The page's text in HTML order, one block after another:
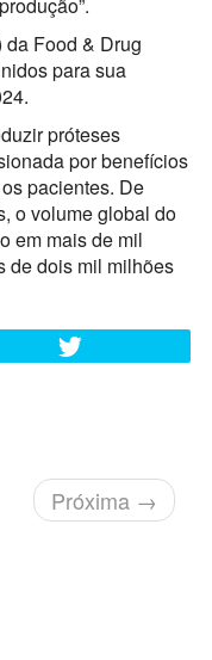
Food & Drug
para sua
próteses
por benefícios
pacientes. De
o volume global do
em mais de mil
de dois mil milhões
Próxima →